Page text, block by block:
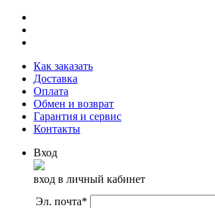
Как заказать
Доставка
Оплата
Обмен и возврат
Гарантия и сервис
Контакты
Вход
вход в личный кабинет
Эл. почта*